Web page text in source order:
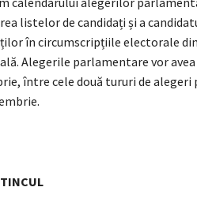
listelor de candidați și a
în circumscripțiile electorale
Alegerile parlamentare vor
între cele două tururi de